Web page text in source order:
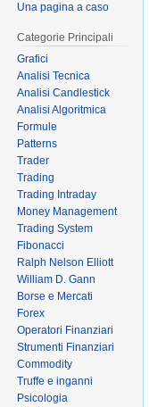
Una pagina a caso
Categorie Principali
Grafici
Analisi Tecnica
Analisi Candlestick
Analisi Algoritmica
Formule
Patterns
Trader
Trading
Trading Intraday
Money Management
Trading System
Fibonacci
Ralph Nelson Elliott
William D. Gann
Borse e Mercati
Forex
Operatori Finanziari
Strumenti Finanziari
Commodity
Truffe e inganni
Psicologia